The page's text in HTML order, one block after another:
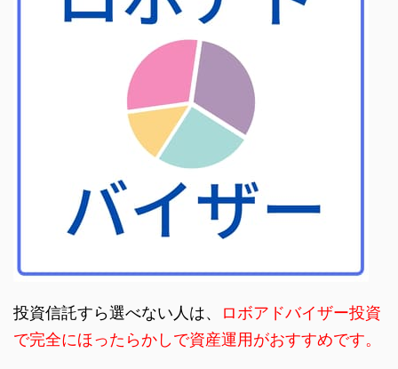
投資信託すら選べない人は、
ロボアドバイザー投資
で完全にほったらかしで資産運用がおすすめです。